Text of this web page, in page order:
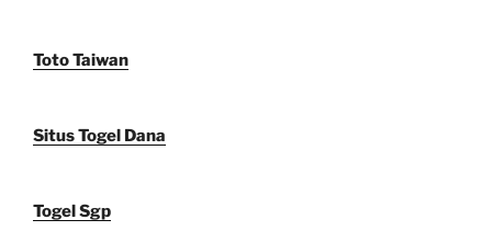
Toto Taiwan
Situs Togel Dana
Togel Sgp